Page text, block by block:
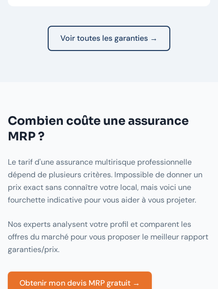
Voir toutes les garanties →
Combien coûte une assurance
MRP ?
Le tarif d'une assurance multirisque professionnelle
dépend de plusieurs critères. Impossible de donner un
prix exact sans connaître votre local, mais voici une
fourchette indicative pour vous aider à vous projeter.
Nos experts analysent votre profil et comparent les
offres du marché pour vous proposer le meilleur rapport
garanties/prix.
Obtenir mon devis MRP gratuit →